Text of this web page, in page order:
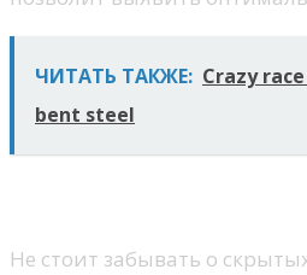
ЧИТАТЬ ТАКЖЕ: Crazy
bent steel
Не стоит забывать о